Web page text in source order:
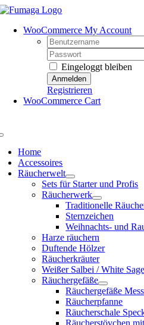
Skip
contentWooCommerce My Account
Username:
Password:
Eingeloggt bleiben
Registrieren
WooCommerce Cart
Home
Accessoires
Räucherwelt
Sets für Starter und Profis
Räucherwerk
Traditionelle
Sternzeichen
Weihnachts- und
Harze räuchern
Duftende Hölzer
Räucherkräuter
Weißer Salbei / White Sage
Räuchergefäße
Räuchergefäße
Räucherpfanne
Räucherschale
Räucherstövchen